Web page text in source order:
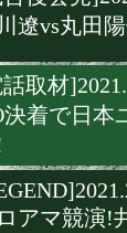
プロとア
[試合後会
佐川遼vs